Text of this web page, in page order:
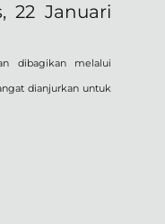
22 Januari
dibagikan melalui
dianjurkan untuk